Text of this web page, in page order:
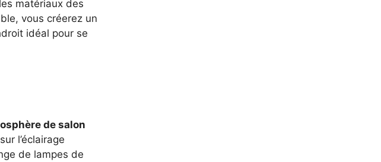
matériaux des
vous créerez un
idéal pour se
de salon
l’éclairage
de lampes de